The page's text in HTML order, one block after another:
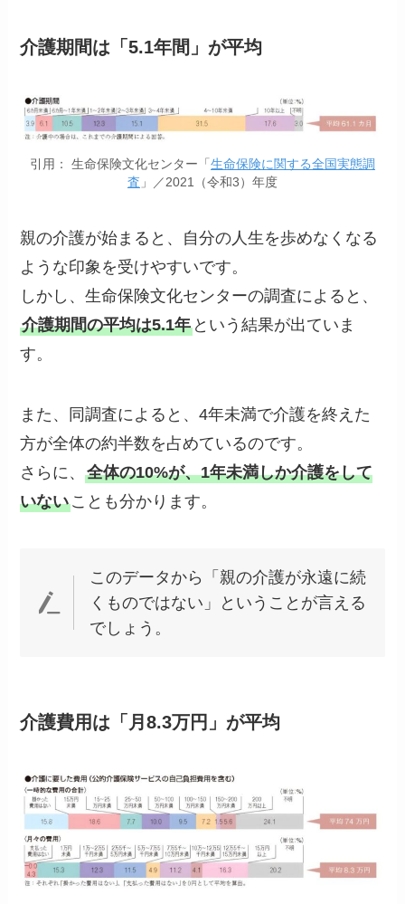
介護期間は「5.1年間」が平均
引用： 生命保険文化センター「 生命保険に関する全国実態調
査 」／2021（令和3）年度
親の介護が始まると、自分の人生を歩めなくなる
ような印象を受けやすいです。
しかし、生命保険文化センターの調査によると、
介護期間の平均は5.1年 という結果が出ていま
す。
また、同調査によると、4年未満で介護を終えた
方が全体の約半数を占めているのです。
さらに、全体の10%が、1年未満しか介護をして
いないことも分かります。
このデータから「親の介護が永遠に続
くものではない」ということが言える
でしょう。
介護費用は「月8.3万円」が平均